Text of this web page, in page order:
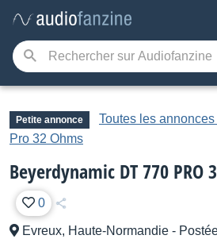
Petite annonce
Toutes les
Pro 32 Ohms
Beyerdynamic DT 770 PRO
0
Evreux, Haute-Normandie -